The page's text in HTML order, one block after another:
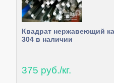
Квадрат нержавеющий
304 в наличии
375 руб./кг.